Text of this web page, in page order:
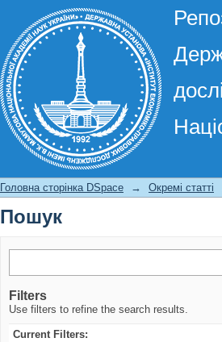
Пошук
Головна сторінка DSpace → Окремі статті
Пошук
Filters
Use filters to refine the search results.
Current Filters: